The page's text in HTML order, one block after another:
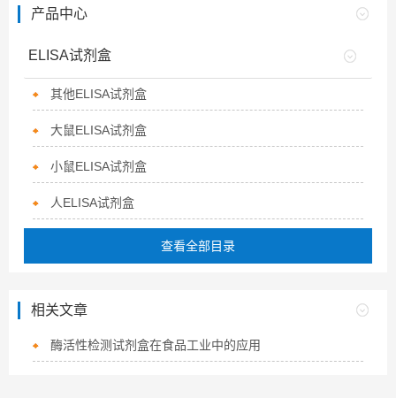
产品中心
ELISA试剂盒
其他ELISA试剂盒
大鼠ELISA试剂盒
小鼠ELISA试剂盒
人ELISA试剂盒
查看全部目录
相关文章
酶活性检测试剂盒在食品工业中的应用